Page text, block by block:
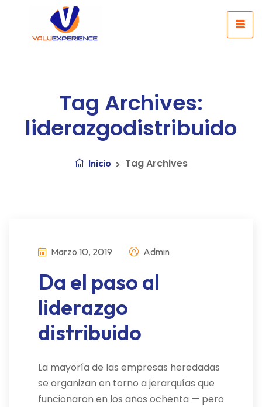
Tag Archives:
liderazgodistribuido
Inicio Tag Archives
Marzo 10, 2019 Admin
Da el paso al
liderazgo
distribuido
La mayoría de las empresas heredadas
se organizan en torno a jerarquías que
funcionaron en los años ochenta — pero